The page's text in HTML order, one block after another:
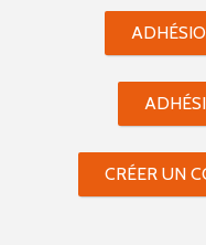
CRÉER UN